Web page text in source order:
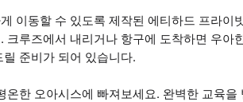
이동할 수 있도록 제작된 에티하드 프라이
루즈에서 내리거나 항구에 도착하면 우아
준비가 되어 있습니다.
한 오아시스에 빠져보세요. 완벽한 교육을